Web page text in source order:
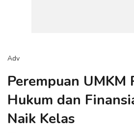
Adv
Perempuan UMKM
Hukum dan
Naik Kelas